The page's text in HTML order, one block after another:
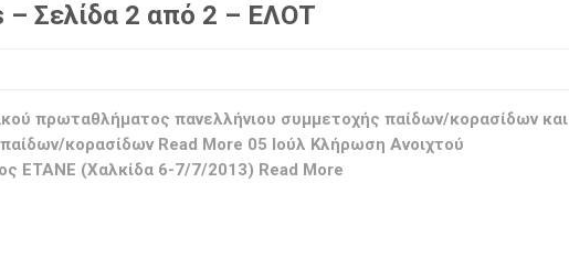
– Σελίδα 2 από 2 – ΕΛΟΤ
πρωταθλήματος πανελλήνιου συμμετοχής παίδων/κορασίδων και
κορασίδων Read More 05 Ιούλ Κλήρωση Ανοιχτού
ΕΤΑΝΕ (Χαλκίδα 6-7/7/2013) Read More